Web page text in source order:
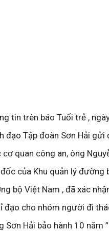
tin trên báo Tuổi trẻ ,
đạo Tập đoàn Sơn Hải
quan công an, ông
của Khu quản lý đường
bộ Việt Nam , đã xác
đạo cho nhóm người đi
Sơn Hải bảo hành 10 năm